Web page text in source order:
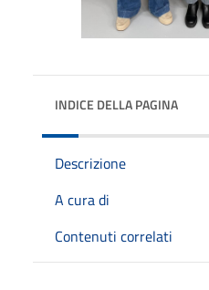
INDICE DELLA PAGINA
Descrizione
A cura di
Contenuti correlati